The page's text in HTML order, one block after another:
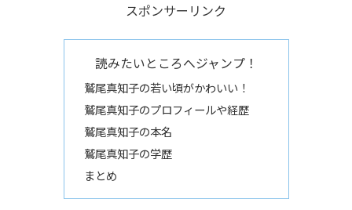
スポンサーリンク
読みたいところへジャンプ！
鷲尾真知子の若い頃がかわいい！
鷲尾真知子のプロフィールや経歴
鷲尾真知子の本名
鷲尾真知子の学歴
まとめ